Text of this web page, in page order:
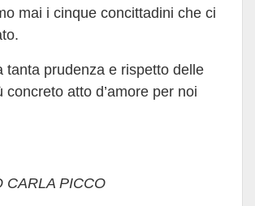
mai i cinque concittadini che ci
tanta prudenza e rispetto delle
concreto atto d’amore per noi
CARLA PICCO